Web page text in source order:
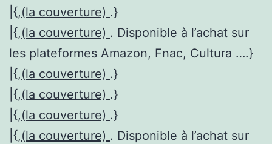
|{,(la couverture) .}
|{,(la couverture) . Disponible à l’achat sur
les plateformes Amazon, Fnac, Cultura ….}
|{,(la couverture) .}
|{,(la couverture) .}
|{,(la couverture) .}
|{,(la couverture) . Disponible à l’achat sur